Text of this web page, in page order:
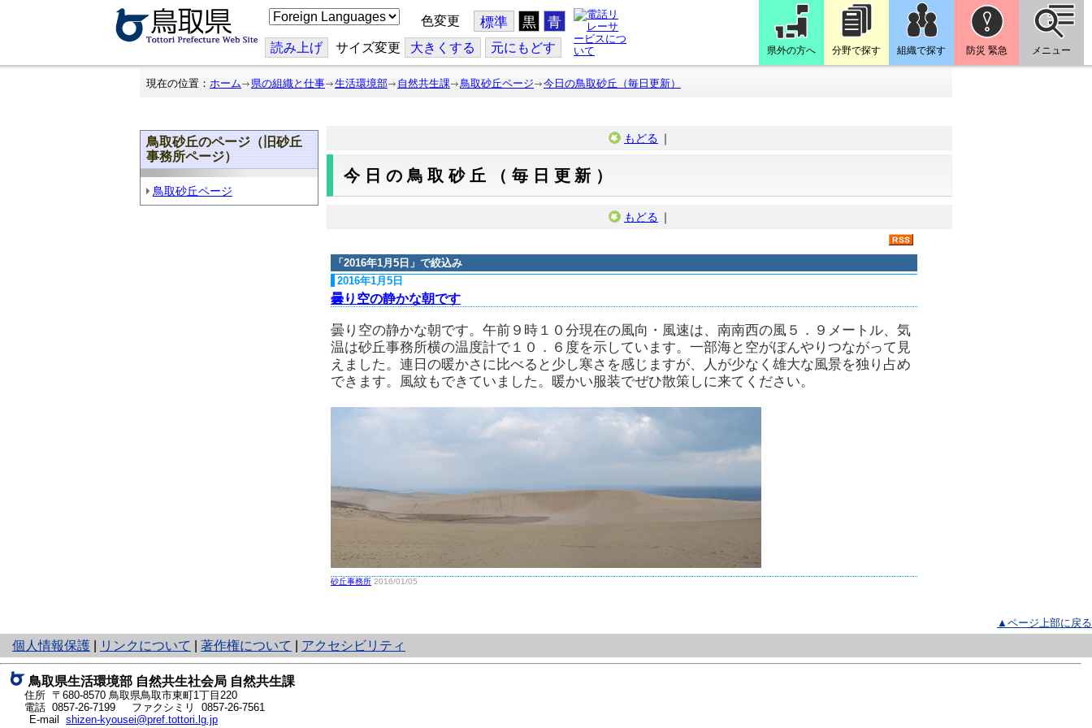
こ
の
ジ
を
翻
色変更 標準 黒 青
読み上げ サイズ変更 大きくする 元にもどす 県外の方へ 分野で探す 組織で探す 防災 緊急 メニュー
現在の位置： ホーム 県の組織と仕事 生活環境部 自然共生課 鳥取砂丘ページ 今日の鳥取砂丘（毎日更新）
鳥取砂丘のページ（旧砂丘
事務所ページ）
鳥取砂丘ページ
もどる ｜
今日の鳥取砂丘（毎日更新）
もどる ｜
「 2016年1月5日 」で絞込み
2016年1月5日
曇り空の静かな朝です
曇り空の静かな朝です。午前９時１０分現在の風向・風速は、南南西の風５．９メートル、気
温は砂丘事務所横の温度計で１０．６度を示しています。一部海と空がぼんやりつながって見
えました。連日の暖かさに比べると少し寒さを感じますが、人が少なく雄大な風景を独り占め
できます。風紋もできていました。暖かい服装でぜひ散策しに来てください。
砂丘事務所 2016/01/05
▲ページ上部に戻る
個人情報保護
と
り
ネ
ッ
ト
へ
リンクについて 著作権について アクセシビリティ
鳥取県生活環境部 自然共生社会局 自然共生課
住所 〒680-8570 鳥取県鳥取市東町1丁目220
電話 0857-26-7199
ファクシミリ 0857-26-7561
E-mail shizen-kyousei@pref.tottori.lg.jp